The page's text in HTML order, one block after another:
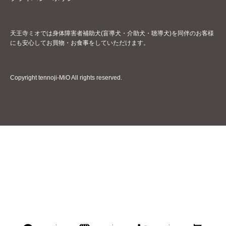
天王寺ミオでは身体障害者補助犬(盲導犬・介助犬・聴導犬)を同伴のお客様
にも安心してお買物・お食事をしていただけます。
Copyright tennoji-MiO All rights reserved.